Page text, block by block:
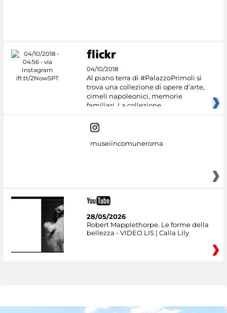
04/10/2018
Al piano terra di #PalazzoPrimoli si
trova una collezione di opere d’arte,
cimeli napoleonici, memorie
familiari. La collezione
museiincomuneroma
28/05/2026
Robert Mapplethorpe. Le forme della
bellezza - VIDEO LIS | Calla Lily